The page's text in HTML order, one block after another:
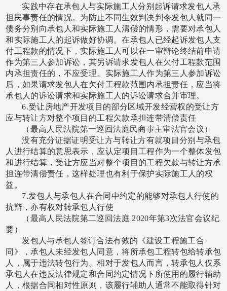
实践中存在承包人与实际施工人分别起诉请求发包人承
担民事责任的情况。为防止不同生效判决判令发包人就同一
债务分别向承包人和实际施工人清偿的情形，需要对承包人
和实际施工人的起诉做好协调。在承包人已经起诉发包人支
付工程款的情况下，实际施工人可以在一审辩论终结前申请
作为第三人参加诉讼，其另诉请求发包人在欠付工程款范围
内承担责任的，不应受理。实际施工人作为第三人参加诉讼
后，如果请求发包人在欠付工程款范围内承担责任，应当将
承包人的诉讼请求和实际施工人的诉讼请求合并审理。
6.受让房地产开发项目的部分区域开发经营权的受让方
应与转让方对整个项目的工程欠款承担连带清偿责任
（最高人民法院第一巡回法庭民商事主审法官会议）
没有充分证据证明受让方与转让方有就项目分别与承包
人进行结算的意思表示，应认定项目工程作为一个整体发包
和进行结算，受让方应当对整个项目的工程欠款与转让方承
担连带清偿责任，这样处理也有利于保护实际施工人的权
益。
7.发包人与承包人在合同中约定的能够对承包人行使的
抗辩，亦有权对转承包人行使
（最高人民法院第二巡回法庭 2020年第3次法官会议纪
要）
发包人与承包人签订合法有效的《建设工程施工合
同》，承包人未经发包人同意，将所承包工程转包给转承包
人，属于违法转包行为。相对于发包人而言，转承包人仅系
承包人在违反法律规定和合同约定情况下所使用的履行辅助
人，根据合同相对性原则，该履行辅助人通常不能取得针对